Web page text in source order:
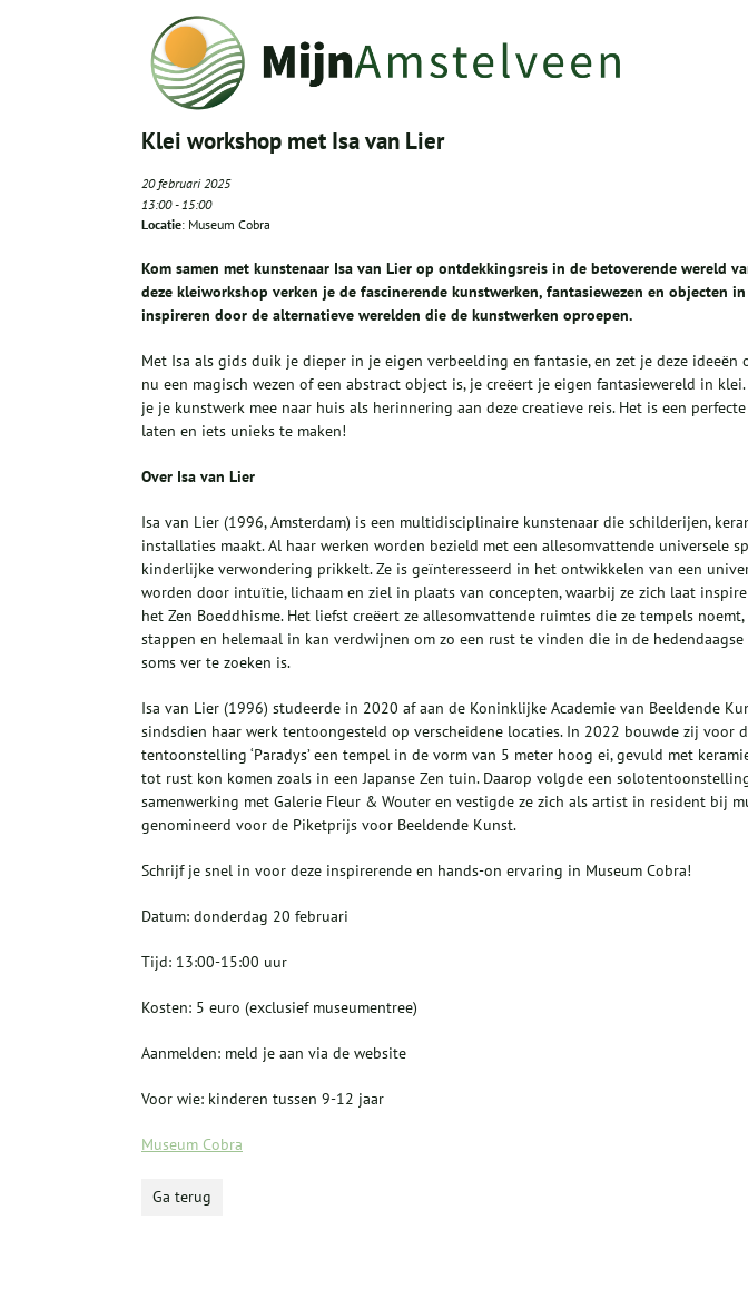
Klei workshop met Isa van Lier
20 februari 2025
13:00-15:00
Locatie: Museum Cobra
Kom samen met kunstenaar Isa van Lier op ontdekkingsreis in de betoverende wereld
deze kleiworkshop verken je de fascinerende kunstwerken, fantasiewezen en objecten
inspireren door de alternatieve werelden die de kunstwerken oproepen.
Met Isa als gids duik je dieper in je eigen verbeelding en fantasie, en zet je deze
nu een magisch wezen of een abstract object is, je creëert je eigen fantasiewereld in
je je kunstwerk mee naar huis als herinnering aan deze creatieve reis. Het is een
laten en iets unieks te maken!
Over Isa van Lier
Isa van Lier (1996, Amsterdam) is een multidisciplinaire kunstenaar die schilderijen,
installaties maakt. Al haar werken worden bezield met een allesomvattende universele
kinderlijke verwondering prikkelt. Ze is geïnteresseerd in het ontwikkelen van een
worden door intuïtie, lichaam en ziel in plaats van concepten, waarbij ze zich laat
het Zen Boeddhisme. Het liefst creëert ze allesomvattende ruimtes die ze tempels
stappen en helemaal in kan verdwijnen om zo een rust te vinden die in de
soms ver te zoeken is.
Isa van Lier (1996) studeerde in 2020 af aan de Koninklijke Academie van Beeldende
sindsdien haar werk tentoongesteld op verscheidene locaties. In 2022 bouwde zij voor
tentoonstelling ‘Paradys’ een tempel in de vorm van 5 meter hoog ei, gevuld met
tot rust kon komen zoals in een Japanse Zen tuin. Daarop volgde een
samenwerking met Galerie Fleur & Wouter en vestigde ze zich als artist in resident bij
genomineerd voor de Piketprijs voor Beeldende Kunst.
Schrijf je snel in voor deze inspirerende en hands-on ervaring in Museum Cobra!
Datum: donderdag 20 februari
Tijd: 13:00-15:00 uur
Kosten: 5 euro (exclusief museumentree)
Aanmelden: meld je aan via de website
Voor wie: kinderen tussen 9-12 jaar
Museum Cobra
Ga terug